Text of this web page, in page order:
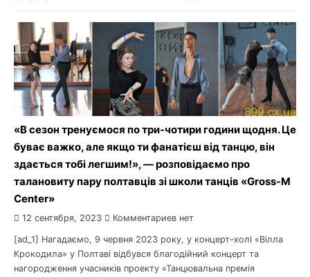
«В сезон тренуємося по три-чотири години щодня. Це
буває важко, але якщо ти фанатієш від танцю, він
здається тобі легшим!», — розповідаємо про
талановиту пару полтавців зі школи танців «Gross-M
Center»
12 сентября, 2023 Комментариев нет
[ad_1] Нагадаємо, 9 червня 2023 року, у концерт–холі «Вілла
Крокодила» у Полтаві відбувся благодійний концерт та
нагородження учасників проекту «Танцювальна премія